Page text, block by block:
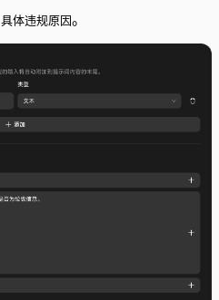
具体违规原因。